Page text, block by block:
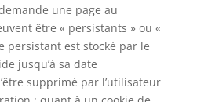
une page au
être « persistants » ou «
persistant est stocké par le
jusqu’à sa date
supprimé par l’utilisateur